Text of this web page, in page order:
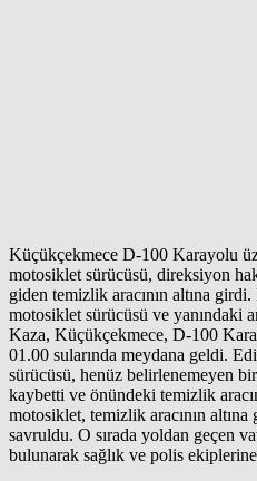
Küçükçekmece D-100 Karayolu
motosiklet sürücüsü, direksiyon
giden temizlik aracının altına
motosiklet sürücüsü ve yanındaki
Kaza, Küçükçekmece, D-100
01.00 sularında meydana geldi.
sürücüsü, henüz belirlenemeyen
kaybetti ve önündeki temizlik
motosiklet, temizlik aracının
savruldu. O sırada yoldan geçen
bulunarak sağlık ve polis